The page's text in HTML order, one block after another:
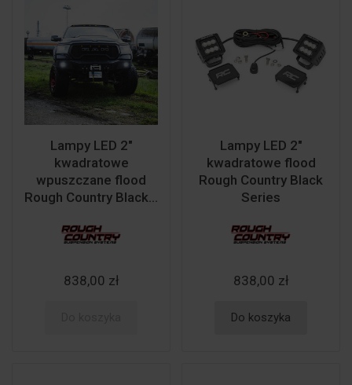
Lampy LED 2"
kwadratowe
wpuszczane flood
Rough Country Black...
838,00 zł
Lampy LED 2"
kwadratowe flood
Rough Country Black
Series
838,00 zł
Do koszyka